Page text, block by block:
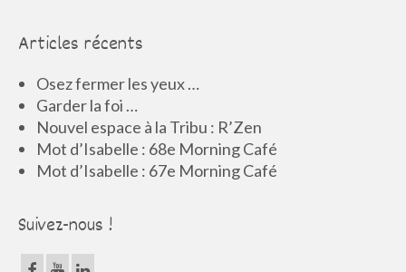
Articles récents
Osez fermer les yeux …
Garder la foi …
Nouvel espace à la Tribu : R’Zen
Mot d’Isabelle : 68e Morning Café
Mot d’Isabelle : 67e Morning Café
Suivez-nous !